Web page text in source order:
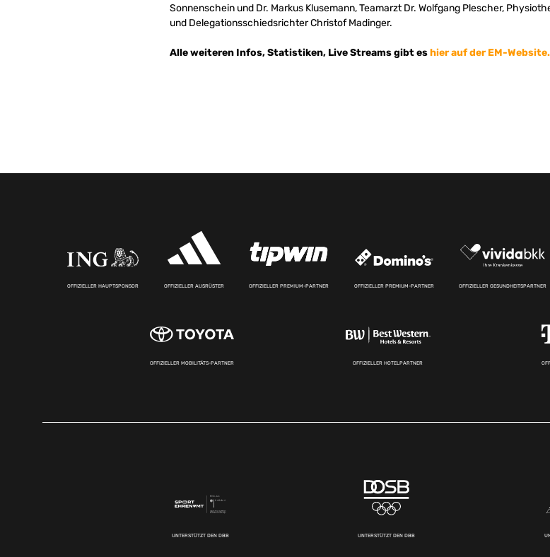
Sonnenschein und Dr. Markus Klusemann, Teamarzt Dr. Wolfgang Plescher,
und Delegationsschiedsrichter Christof Madinger.
Alle weiteren Infos, Statistiken, Live Streams gibt eshier auf der EM-Website.
OFFIZIELLER HAUPTSPONSOR OFFIZIELLER AUSRÜSTER OFFIZIELLER PREMIUM-PARTNER OFFIZIELLER PREMIUM-PARTNER OFFIZIELLER GESUNDHEITSPARTNER
OFFIZIELLER MOBILITÄTS-PARTNER OFFIZIELLER HOTELPARTNER
UNTERSTÜTZT DEN DBB UNTERSTÜTZT DEN DBB